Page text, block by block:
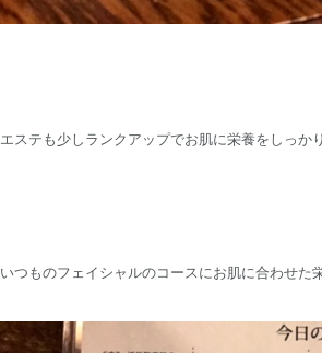
エステも少しランクアップでお肌に栄養をしっか
いつものフェイシャルのコースにお肌に合わせた